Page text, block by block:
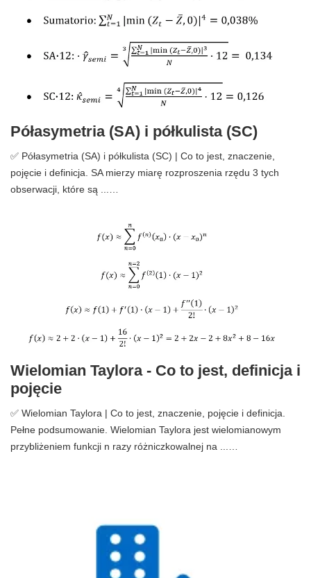
Półasymetria (SA) i półkulista (SC)
✅ Półasymetria (SA) i półkulista (SC) | Co to jest, znaczenie,
pojęcie i definicja. SA mierzy miarę rozproszenia rzędu 3 tych
obserwacji, które są ...…
Wielomian Taylora - Co to jest, definicja i
pojęcie
✅ Wielomian Taylora | Co to jest, znaczenie, pojęcie i definicja.
Pełne podsumowanie. Wielomian Taylora jest wielomianowym
przybliżeniem funkcji n razy różniczkowalnej na ...…